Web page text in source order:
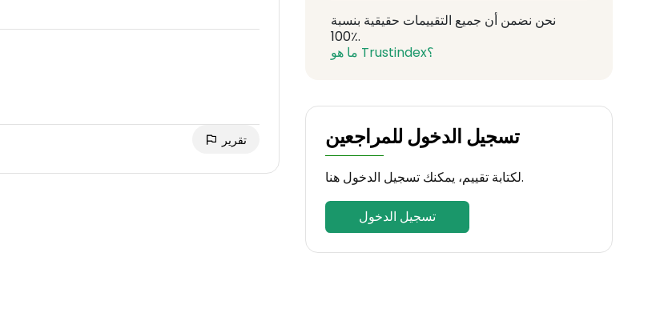
تقرير
نحن نضمن أن جميع التقييمات حقيقية بنسبة
100٪.
ما هو Trustindex؟
تسجيل الدخول للمراجعين
لكتابة تقييم، يمكنك تسجيل الدخول هنا.
تسجيل الدخول